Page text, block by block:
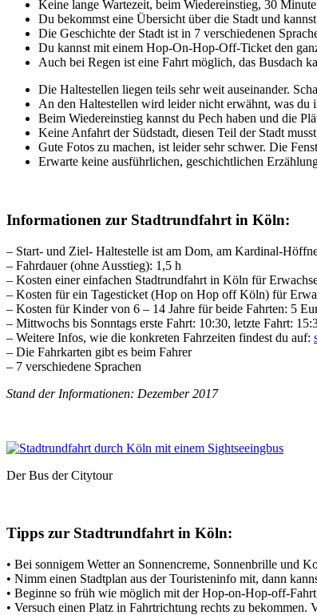
Keine lange Wartezeit, beim Wiedereinstieg, 30
Du bekommst eine Übersicht über die Stadt und
Die Geschichte der Stadt ist in 7 verschiedenen
Du kannst mit einem Hop-On-Hop-Off-Ticket den
Auch bei Regen ist eine Fahrt möglich, das Busdach
Die Haltestellen liegen teils sehr weit auseinander.
An den Haltestellen wird leider nicht erwähnt, was du
Beim Wiedereinstieg kannst du Pech haben und die
Keine Anfahrt der Südstadt, diesen Teil der Stadt
Gute Fotos zu machen, ist leider sehr schwer. Die
Erwarte keine ausführlichen, geschichtlichen
Informationen zur Stadtrundfahrt in Köln:
– Start- und Ziel- Haltestelle ist am Dom, am Kardinal-
– Fahrdauer (ohne Ausstieg): 1,5 h
– Kosten einer einfachen Stadtrundfahrt in Köln für
– Kosten für ein Tagesticket (Hop on Hop off Köln) für
– Kosten für Kinder von 6 – 14 Jahre für beide Fahrten: 5
– Mittwochs bis Sonntags erste Fahrt: 10:30, letzte Fahrt:
– Weitere Infos, wie die konkreten Fahrzeiten findest du auf:
– Die Fahrkarten gibt es beim Fahrer
– 7 verschiedene Sprachen
Stand der Informationen: Dezember 2017
Der Bus der Citytour
Tipps zur Stadtrundfahrt in Köln:
• Bei sonnigem Wetter an Sonnencreme, Sonnenbrille und
• Nimm einen Stadtplan aus der Touristeninfo mit, dann
• Beginne so früh wie möglich mit der Hop-on-Hop-off-
• Versuch einen Platz in Fahrtrichtung rechts zu